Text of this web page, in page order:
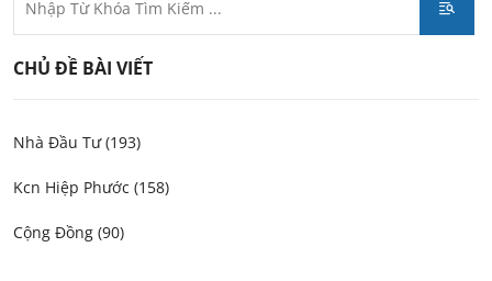
CHỦ ĐỀ BÀI VIẾT
Nhà Đầu Tư (193)
Kcn Hiệp Phước (158)
Cộng Đồng (90)